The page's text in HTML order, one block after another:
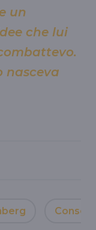
un
che lui
nasceva